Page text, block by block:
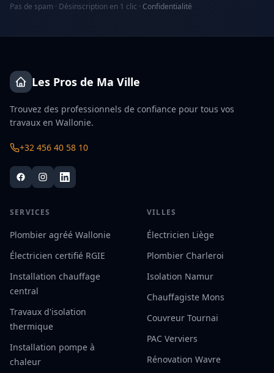
Pas de spam · Désinscription en 1 clic · Confidentialité
Les Pros de Ma Ville
Trouvez des professionnels de confiance pour tous vos
travaux en Wallonie.
+32 456 40 58 10
SERVICES
Plombier agréé Wallonie
Électricien certifié RGIE
Installation chauffage
central
Travaux d'isolation
thermique
Installation pompe à
chaleur
VILLES
Électricien Liège
Plombier Charleroi
Isolation Namur
Chauffagiste Mons
Couvreur Tournai
PAC Verviers
Rénovation Wavre